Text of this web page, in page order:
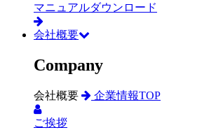
マニュアルダウンロード
会社概要
Company
会社概要 企業情報TOP
ご挨拶